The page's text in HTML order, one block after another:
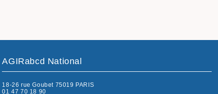
AGIRabcd National
18-26 rue Goubet 75019 PARIS
01 47 70 18 90